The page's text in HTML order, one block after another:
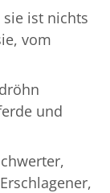
ist nichts
vom
und